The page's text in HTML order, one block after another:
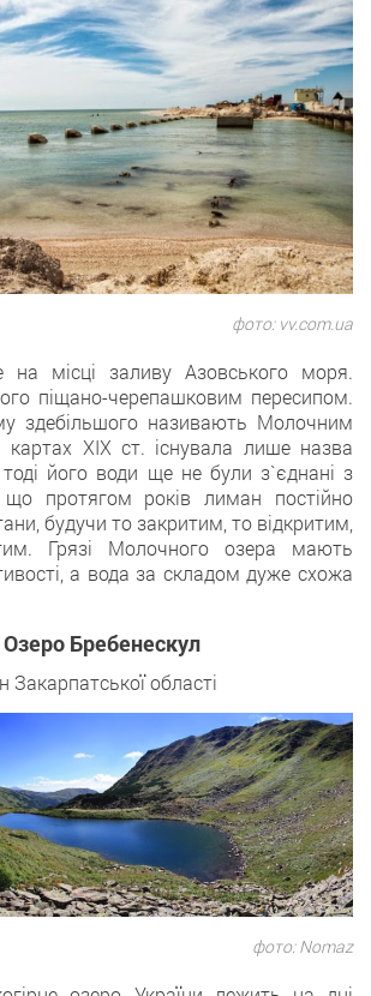
фото: vv.com.ua
на місці заливу Азовського моря.
піщано-черепашковим пересипом.
здебільшого називають Молочним
XIX ст. існувала лише назва
його води ще не були з`єднані з
протягом років лиман постійно
будучи то закритим, то відкритим,
Грязі Молочного озера мають
а вода за складом дуже схожа
Озеро Бребенескул
Закарпатської області
фото: Nomaz